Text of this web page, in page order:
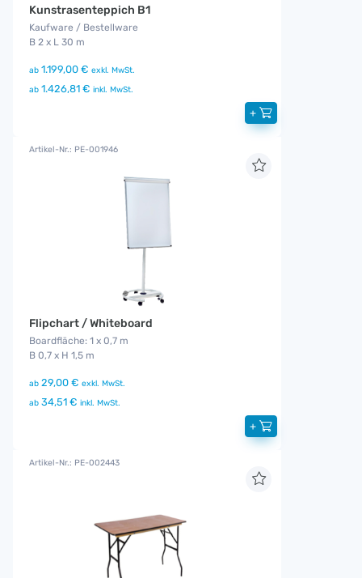
Kunstrasenteppich B1
Kaufware / Bestellware
B 2 x L 30 m
ab 1.199,00 € exkl. MwSt.
ab 1.426,81 € inkl. MwSt.
+
Artikel-Nr.: PE-001946
Flipchart / Whiteboard
Boardfläche: 1 x 0,7 m
B 0,7 x H 1,5 m
ab 29,00 € exkl. MwSt.
ab 34,51 € inkl. MwSt.
+
Artikel-Nr.: PE-002443